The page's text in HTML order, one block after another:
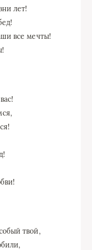
лет!
все мечты!
твой,